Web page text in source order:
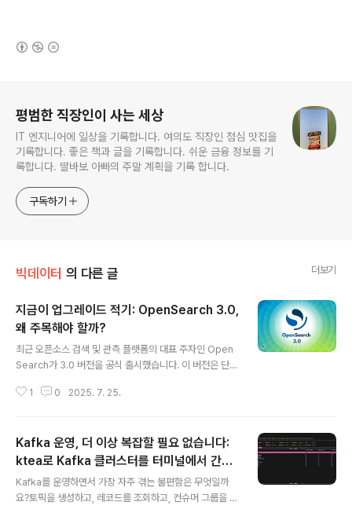
평범한 직장인이 사는 세상
IT 엔지니어에 일상을 기록합니다. 여의도 직장인 점심 맛집을
기록합니다. 좋은 책과 글을 기록합니다. 쉬운 금융 정보를 기
록합니다. 딸바보 아빠의 주말 계획을 기록 합니다.
구독하기
빅데이터 의 다른 글 더보기
지금이 업그레이드 적기: OpenSearch 3.0,
왜 주목해야 할까?
최근 오픈소스 검색 및 관측 플랫폼의 대표 주자인 Open
Search가 3.0 버전을 공식 출시했습니다. 이 버전은 단순
핵심 엔진 업그레이드부터 사용자 인터페이스, 아키텍처,
Search 프로젝트의 방향성까지 고려한다면, 지금이야말
로 업그레이드를 고려해야 할 시점입니다.이 글에서는 Op
enSearch 3.0의 핵심 개선점, 성능 향상, 사용자 경험 개
선, 아키텍처 변화, AI 활용성, 그리고 마이그레이션 경로까
지 자세히 살펴봅니다.Lucene 10 기반의 성능 혁신Ope
1 0 2025. 7. 25.
Kafka 운영, 더 이상 복잡할 필요 없습니다:
ktea로 Kafka 클러스터를 터미널에서 간편
하게 관리하는 방법
Kafka를 운영하면서 가장 자주 겪는 불편함은 무엇일까
요?토픽을 생성하고, 레코드를 조회하고, 컨슈머 그룹을 모